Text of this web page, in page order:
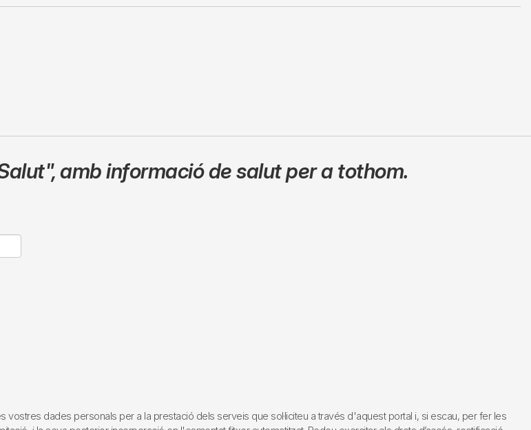
,amb informació de salut per a tothom.
dades personals per a la prestació dels serveis que sol·liciteu a través d'aquest portal i, si escau, per fer les